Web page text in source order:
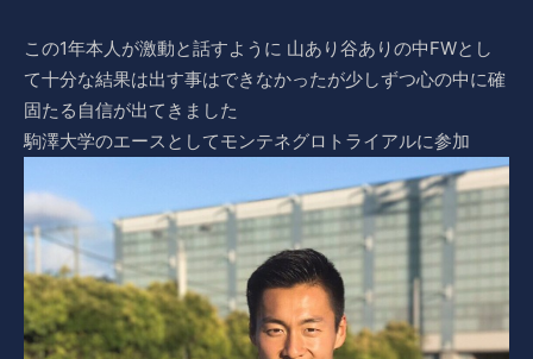
この1年本人が激動と話すように 山あり谷ありの中FWとし
て十分な結果は出す事はできなかったが少しずつ心の中に確
固たる自信が出てきました
駒澤大学のエースとしてモンテネグロトライアルに参加